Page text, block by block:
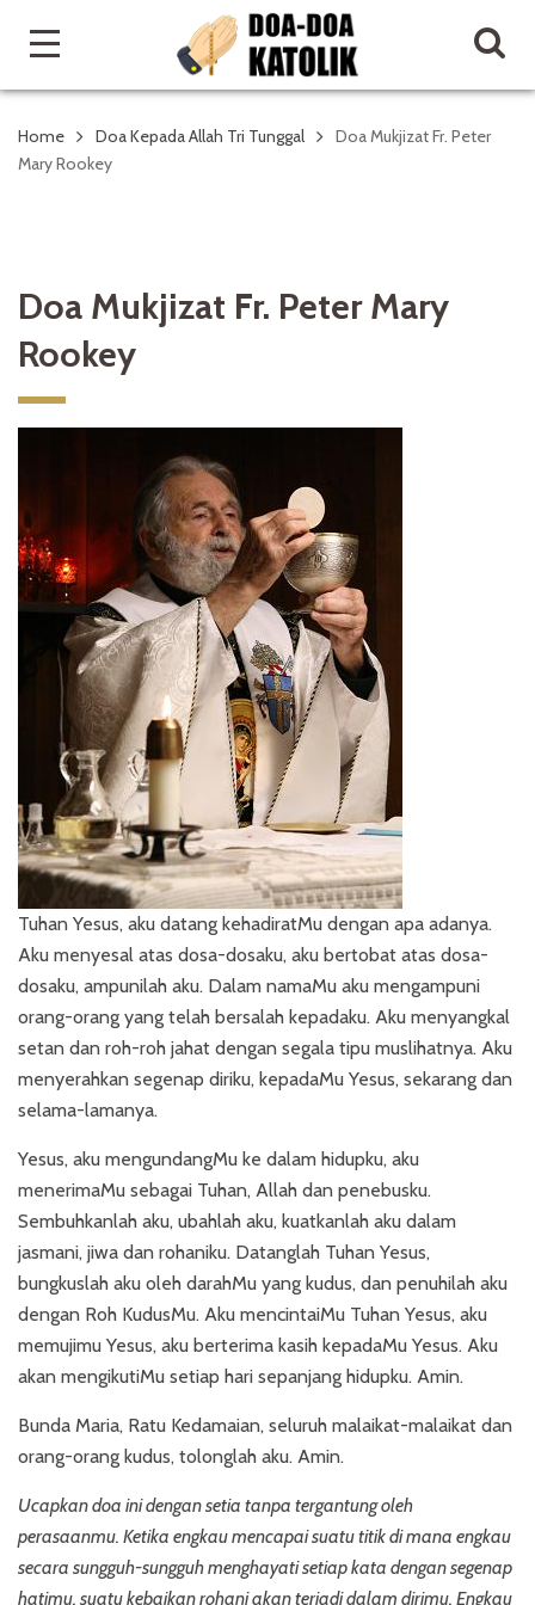
Home Doa Kepada Allah Tri Tunggal
Doa Mukjizat Fr. Peter
Mary Rookey
Doa Mukjizat Fr. Peter Mary
Rookey
Tuhan Yesus, aku datang kehadiratMu dengan apa adanya.
Aku menyesal atas dosa-dosaku, aku bertobat atas dosa-
dosaku, ampunilah aku. Dalam namaMu aku mengampuni
orang-orang yang telah bersalah kepadaku. Aku menyangkal
setan dan roh-roh jahat dengan segala tipu muslihatnya. Aku
menyerahkan segenap diriku, kepadaMu Yesus, sekarang dan
selama-lamanya.
Yesus, aku mengundangMu ke dalam hidupku, aku
menerimaMu sebagai Tuhan, Allah dan penebusku.
Sembuhkanlah aku, ubahlah aku, kuatkanlah aku dalam
jasmani, jiwa dan rohaniku. Datanglah Tuhan Yesus,
bungkuslah aku oleh darahMu yang kudus, dan penuhilah aku
dengan Roh KudusMu. Aku mencintaiMu Tuhan Yesus, aku
memujimu Yesus, aku berterima kasih kepadaMu Yesus. Aku
akan mengikutiMu setiap hari sepanjang hidupku. Amin.
Bunda Maria, Ratu Kedamaian, seluruh malaikat-malaikat dan
orang-orang kudus, tolonglah aku. Amin.
Ucapkan doa ini dengan setia tanpa tergantung oleh
perasaanmu. Ketika engkau mencapai suatu titik di mana engkau
secara sungguh-sungguh menghayati setiap kata dengan segenap
hatimu, suatu kebaikan rohani akan terjadi dalam dirimu. Engkau